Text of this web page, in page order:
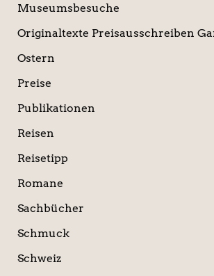
Museumsbesuche
Originaltexte Preisausschreiben
Ostern
Preise
Publikationen
Reisen
Reisetipp
Romane
Sachbücher
Schmuck
Schweiz